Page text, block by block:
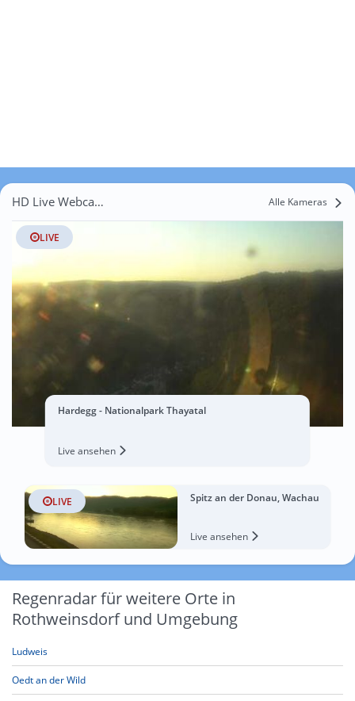
HD Live Webcams Rothweinsdorf Alle Kameras
LIVE
Hardegg - Nationalpark Thayatal
Live ansehen
LIVE Spitz an der Donau, Wachau
Live ansehen
Regenradar für weitere Orte in
Rothweinsdorf und Umgebung
Ludweis
Oedt an der Wild